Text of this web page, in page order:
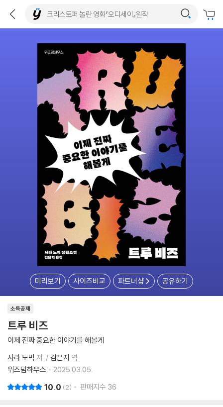
미리보기 사이즈비교 파트너샵 공유하기
소득공제
트루 비즈
이제 진짜 중요한 이야기를 해볼게
사라 노빅 저 김은지 역
위즈덤하우스
2025.03.05.
10.0 2 판매지수 36